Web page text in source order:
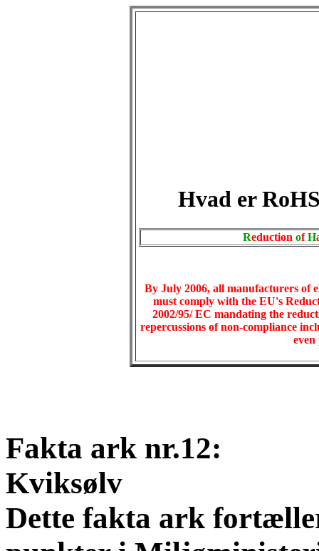
Hvad er
Reduction ofH
By July 2006, all manufacturers of
must comply with the EU's
2002/95/ EC mandating the
repercussions of non-compliance
Fakta ark nr.12:
Kviksølv
Dette fakta ark